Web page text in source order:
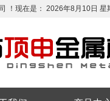
！现在是： 2026年8月10日 星